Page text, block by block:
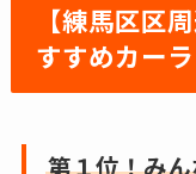
【練馬区区
すすめカー
第１位！み